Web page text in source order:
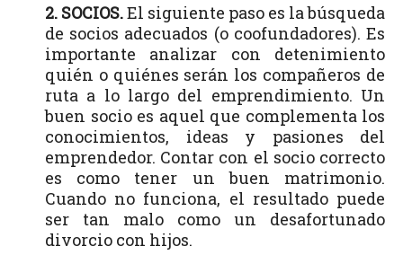
2. SOCIOS.El siguiente paso es la búsqueda
de socios adecuados (o coofundadores). Es
importante analizar con detenimiento
quién o quiénes serán los compañeros de
ruta a lo largo del emprendimiento. Un
buen socio es aquel que complementa los
conocimientos, ideas y pasiones del
emprendedor. Contar con el socio correcto
es como tener un buen matrimonio.
Cuando no funciona, el resultado puede
ser tan malo como un desafortunado
divorcio con hijos.